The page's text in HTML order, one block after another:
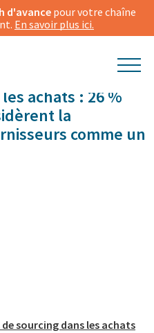
d'avancepour votre chaîne
En savoir plus ici.
les achats : 26 %
la
comme un
sourcing dans les achats